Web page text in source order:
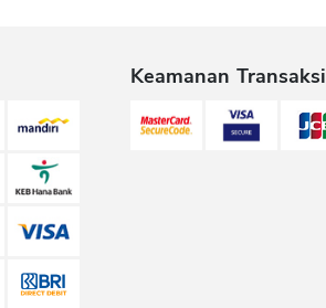
Keamanan Transaksi